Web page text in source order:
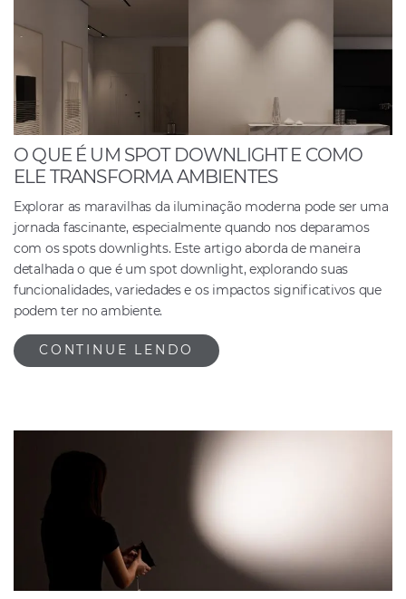
O QUE É UM SPOT DOWNLIGHT E COMO
ELE TRANSFORMA AMBIENTES
Explorar as maravilhas da iluminação moderna pode ser uma
jornada fascinante, especialmente quando nos deparamos
com os spots downlights. Este artigo aborda de maneira
detalhada o que é um spot downlight, explorando suas
funcionalidades, variedades e os impactos significativos que
podem ter no ambiente.
CONTINUE LENDO